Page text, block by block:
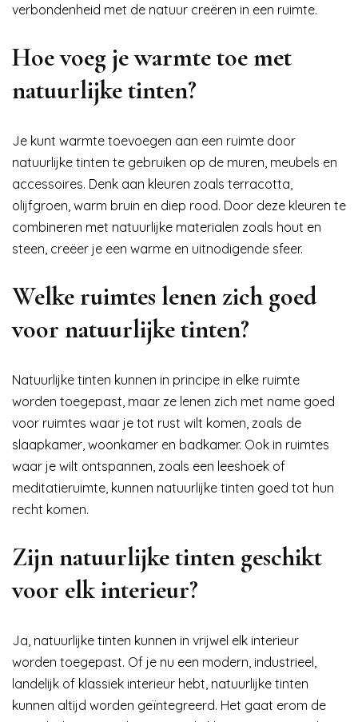
verbondenheid met de natuur creëren in een ruimte.
Hoe voeg je warmte toe met
natuurlijke tinten?
Je kunt warmte toevoegen aan een ruimte door
natuurlijke tinten te gebruiken op de muren, meubels en
accessoires. Denk aan kleuren zoals terracotta,
olijfgroen, warm bruin en diep rood. Door deze kleuren te
combineren met natuurlijke materialen zoals hout en
steen, creëer je een warme en uitnodigende sfeer.
Welke ruimtes lenen zich goed
voor natuurlijke tinten?
Natuurlijke tinten kunnen in principe in elke ruimte
worden toegepast, maar ze lenen zich met name goed
voor ruimtes waar je tot rust wilt komen, zoals de
slaapkamer, woonkamer en badkamer. Ook in ruimtes
waar je wilt ontspannen, zoals een leeshoek of
meditatieruimte, kunnen natuurlijke tinten goed tot hun
recht komen.
Zijn natuurlijke tinten geschikt
voor elk interieur?
Ja, natuurlijke tinten kunnen in vrijwel elk interieur
worden toegepast. Of je nu een modern, industrieel,
landelijk of klassiek interieur hebt, natuurlijke tinten
kunnen altijd worden geïntegreerd. Het gaat erom de